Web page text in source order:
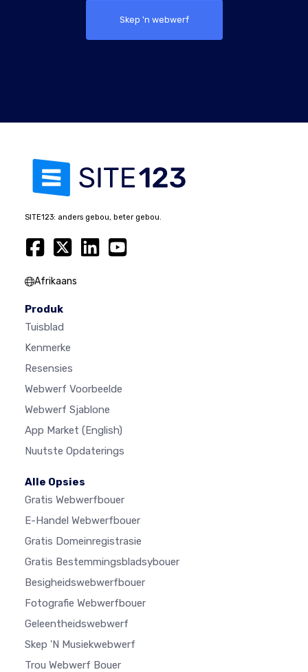
Skep 'n webwerf
SITE123: anders gebou, beter gebou.
Afrikaans
Produk
Tuisblad
Kenmerke
Resensies
Webwerf Voorbeelde
Webwerf Sjablone
App Market (English)
Nuutste Opdaterings
Alle Opsies
Gratis Webwerfbouer
E-Handel Webwerfbouer
Gratis Domeinregistrasie
Gratis Bestemmingsbladsybouer
Besigheidswebwerfbouer
Fotografie Webwerfbouer
Geleentheidswebwerf
Skep 'n Musiekwebwerf
Trou Webwerf Bouer